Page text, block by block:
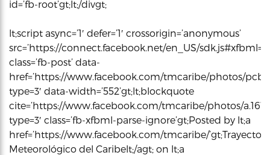
id=’fb-root’gt;lt;/divgt;
lt;script async=’1′ defer=’1′ crossorigin=’anonymous’
src=’https://connect.facebook.net/en_US/
class=’fb-post’ data-
href=’https://www.facebook.com/tmcaribe/photos/
type=3′ data-width=’552’gt;lt;blockquote
cite=’https://www.facebook.com/tmcaribe/photos/
type=3′ class=’fb-xfbml-parse-ignore’gt;Posted by lt;a
href=’https://www.facebook.com/tmcaribe/’gt;Trayecto
Meteorológico del Caribelt;/agt; on lt;a